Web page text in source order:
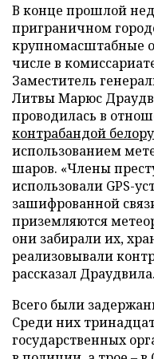
В конце прошлой
приграничном
крупномасштабные
числе в
Заместитель
Литвы Марюс
проводилась в
контрабандой
использованием
шаров. «Члены
использовали GPS-
зашифрованной
приземляются
они забирали их,
реализовывали
рассказал Драудвила.
Всего были
Среди них
государственных